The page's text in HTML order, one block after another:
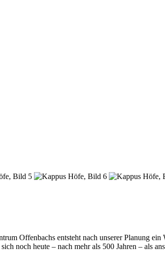
Offenbachs entsteht nach unserer Planung
noch heute – nach mehr als 500 Jahren – als